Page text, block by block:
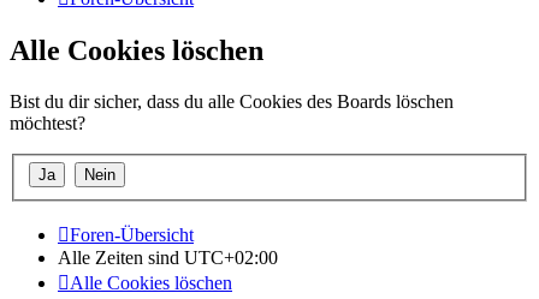
Alle Cookies löschen
Bist du dir sicher, dass du alle Cookies des Boards löschen
möchtest?
Foren-Übersicht
Alle Zeiten sind UTC+02:00
Alle Cookies löschen